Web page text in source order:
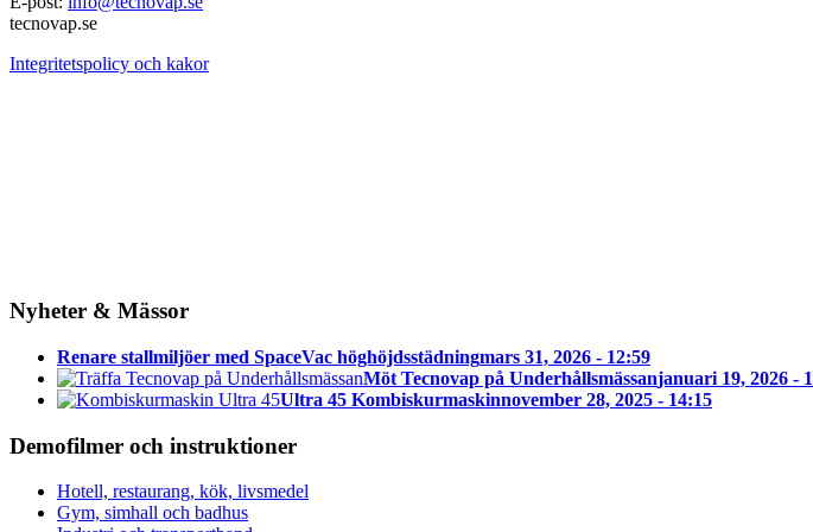
tecnovap.se
Integritetspolicy och kakor
Nyheter & Mässor
Renare stallmiljöer med SpaceVac höghöjdsstädningmars 31, 2026 - 12:59
Möt Tecnovap på Underhållsmässanjanuari 19, 2026 -
Ultra 45 Kombiskurmaskinnovember 28, 2025 - 14:15
Demofilmer och instruktioner
Hotell, restaurang, kök, livsmedel
Gym, simhall och badhus